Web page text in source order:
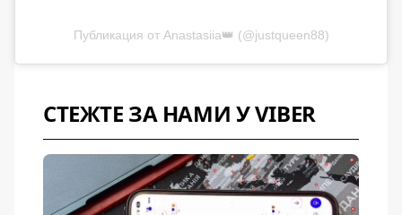
Публикация от Anastasiia👑 (@justqueen88)
СТЕЖТЕ ЗА НАМИ У VIBER